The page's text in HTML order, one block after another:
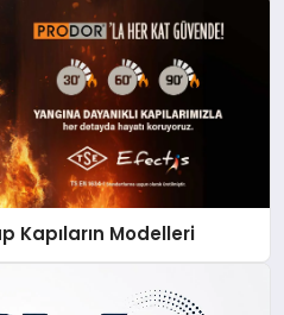
Kapıların Modelleri